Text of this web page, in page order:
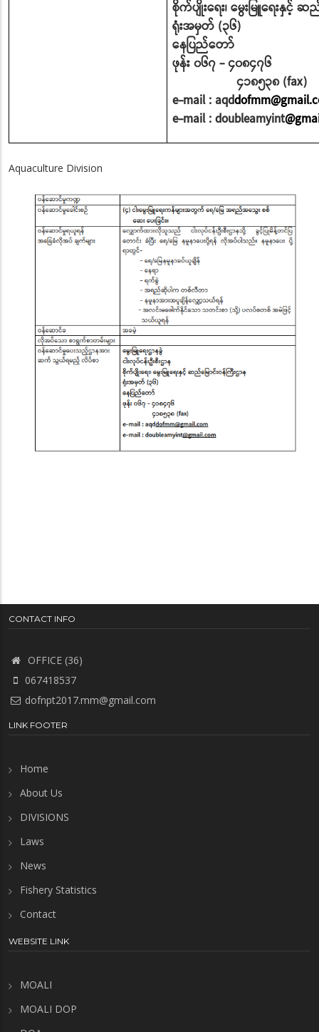
စိုက်ပျိုးရေး၊ မွေးမြူရေးနှင့် ဆ
ရုံးအမှတ် (၃၆)
နေပြည်တော်
ဖုန်း ၀၆၇ - ၄၀၈၄၇၆
၄၁၈၅၃၈ (fax)
e-mail : aqd
e-mail : doubleamyint
Aquaculture Division
CONTACT INFO
OFFICE (36)
067418537
dofnpt2017.mm@gmail.com
LINK FOOTER
Home
About Us
DIVISIONS
Laws
News
Fishery Statistics
Contact
WEBSITE LINK
MOALI
MOALI DOP